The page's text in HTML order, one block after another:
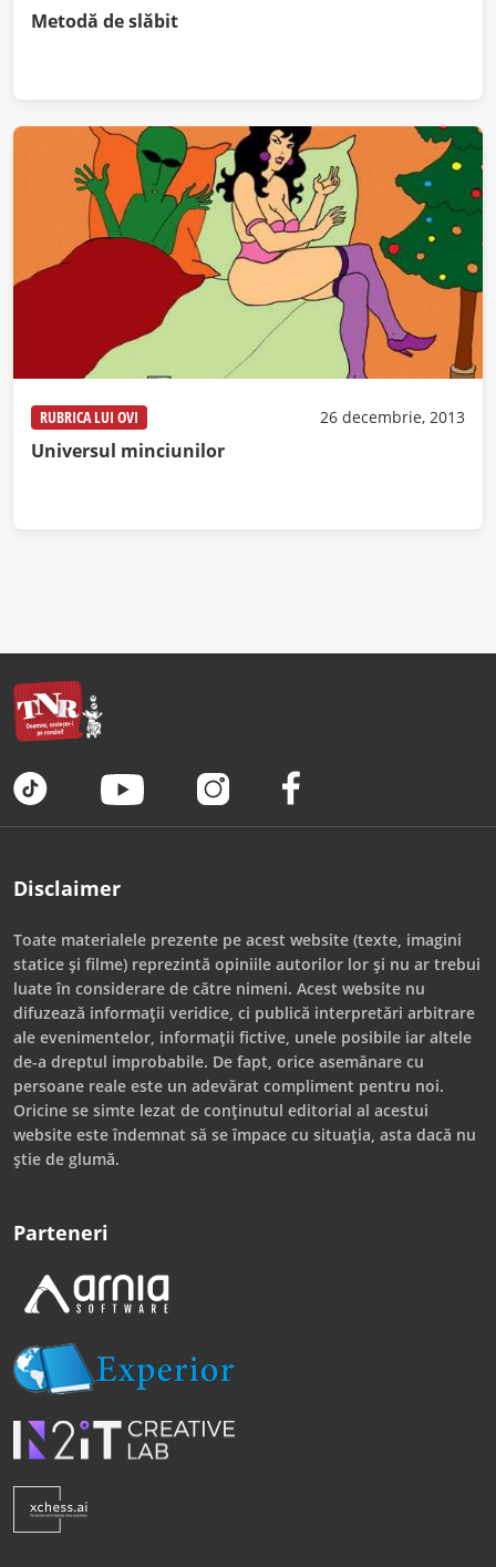
Metodă de slăbit
RUBRICA LUI OVI 26 decembrie, 2013
Universul minciunilor
Disclaimer
Toate materialele prezente pe acest website (texte, imagini
statice și filme) reprezintă opiniile autorilor lor și nu ar trebui
luate în considerare de către nimeni. Acest website nu
difuzează informații veridice, ci publică interpretări arbitrare
ale evenimentelor, informații fictive, unele posibile iar altele
de-a dreptul improbabile. De fapt, orice asemănare cu
persoane reale este un adevărat compliment pentru noi.
Oricine se simte lezat de conținutul editorial al acestui
website este îndemnat să se împace cu situația, asta dacă nu
știe de glumă.
Parteneri